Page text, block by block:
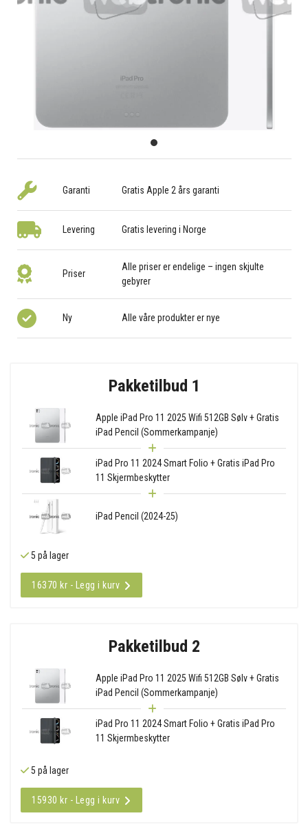
Garanti Gratis Apple 2 års garanti
Levering Gratis levering i Norge
Priser
Alle priser er endelige – ingen skjulte
gebyrer
Ny Alle våre produkter er nye
Pakketilbud 1
Apple iPad Pro 11 2025 Wifi 512GB Sølv + Gratis
iPad Pencil (Sommerkampanje)
iPad Pro 11 2024 Smart Folio + Gratis iPad Pro
11 Skjermbeskytter
iPad Pencil (2024-25)
5 på lager
16370 kr - Legg i kurv
Pakketilbud 2
Apple iPad Pro 11 2025 Wifi 512GB Sølv + Gratis
iPad Pencil (Sommerkampanje)
iPad Pro 11 2024 Smart Folio + Gratis iPad Pro
11 Skjermbeskytter
5 på lager
15930 kr - Legg i kurv